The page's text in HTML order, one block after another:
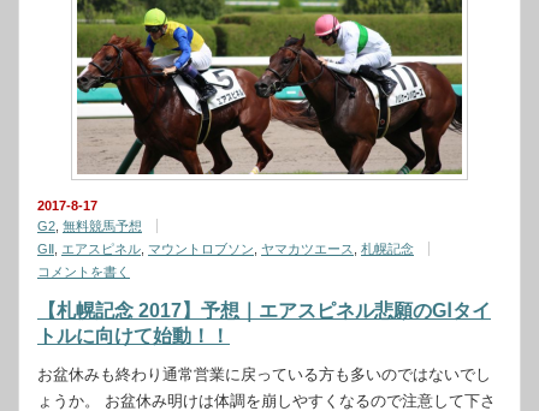
2017-8-17
G2 無料競馬予想
GⅡ エアスピネル マウントロブソン ヤマカツエース
札幌記念
コメントを書く
【札幌記念 2017】予想｜エアスピネル悲願のGⅠタイ
トルに向けて始動！！
お盆休みも終わり通常営業に戻っている方も多いのではないでし
ょうか。 お盆休み明けは体調を崩しやすくなるので注意して下さ